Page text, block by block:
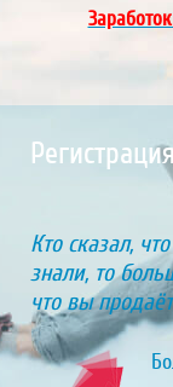
Кто сказал,
знали, то
что вы